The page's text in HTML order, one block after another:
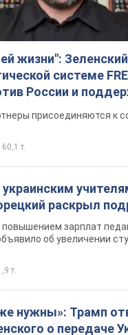
жизни":
системе
России и
присоединяются к
60,1 т.
украинским
раскрыл
зарплат
об увеличении
т.
нужны»: Трамп
о передаче